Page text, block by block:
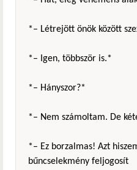
*– Létrejött önök között
*– Igen, többször is.*
*– Hányszor?*
*– Nem számoltam. De
*– Ez borzalmas! Azt
bűncselekmény feljogosít